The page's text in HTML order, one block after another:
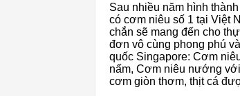
Sau nhiều năm hình
có cơm niêu số 1 tại Việt
chắn sẽ mang đến cho
đơn vô cùng phong phú
quốc Singapore: Cơm
nấm, Cơm niêu nướng
cơm giòn thơm, thịt cá